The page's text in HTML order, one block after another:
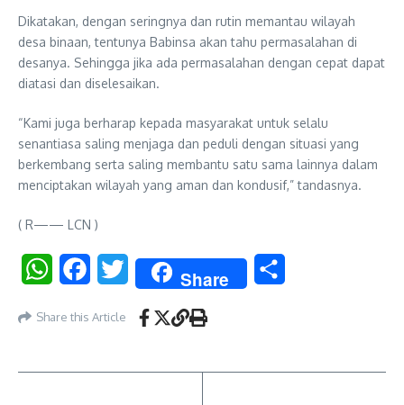
Dikatakan, dengan seringnya dan rutin memantau wilayah
desa binaan, tentunya Babinsa akan tahu permasalahan di
desanya. Sehingga jika ada permasalahan dengan cepat dapat
diatasi dan diselesaikan.
“Kami juga berharap kepada masyarakat untuk selalu
senantiasa saling menjaga dan peduli dengan situasi yang
berkembang serta saling membantu satu sama lainnya dalam
menciptakan wilayah yang aman dan kondusif,” tandasnya.
( R—— LCN )
WhatsAppFacebookTwitter Share
Share this Article